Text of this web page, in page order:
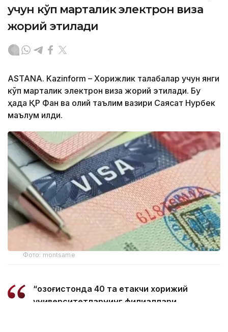
учун кўп марталик электрон виза
жорий этилади
ASTANA. Kazinform – Хорижлик талабалар учун янги
кўп марталик электрон виза жорий этилади. Бу
ҳақда ҚР Фан ва олий таълим вазири Саясат Нурбек
маълум қилди.
Фото: montsame
“Қозоғистонда 40 та етакчи хорижий
университетларнинг филиаллари